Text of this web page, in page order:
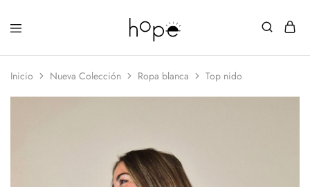
Inicio Nueva Colección Ropa blanca Top nido